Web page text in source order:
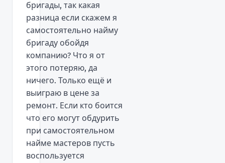
бригады, так какая
разница если скажем я
самостоятельно найму
бригаду обойдя
компанию? Что я от
этого потеряю, да
ничего. Только ещё и
выиграю в цене за
ремонт. Если кто боится
что его могут обдурить
при самостоятельном
найме мастеров пусть
воспользуется